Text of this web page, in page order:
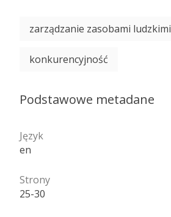
zarządzanie zasobami ludzkimi
konkurencyjność
Podstawowe metadane
Język
en
Strony
25-30